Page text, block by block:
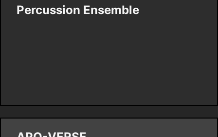
Percussion Ensemble